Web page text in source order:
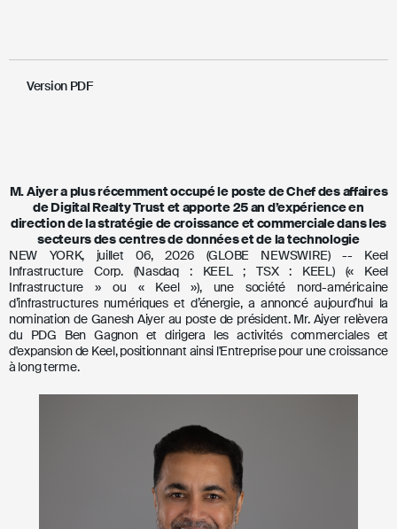
Version PDF
M. Aiyer a plus récemment occupé le poste de Chef des affaires
de Digital Realty Trust et apporte 25 an d’expérience en
direction de la stratégie de croissance et commerciale dans les
secteurs des centres de données et de la technologie
NEW YORK, juillet 06, 2026 (GLOBE NEWSWIRE) --
Keel
Infrastructure Corp.(Nasdaq : KEEL ; TSX : KEEL) (« Keel
Infrastructure » ou « Keel »), une société nord-américaine
d’infrastructures numériques et d’énergie, a annoncé aujourd’hui la
nomination de Ganesh Aiyerau poste de président. Mr. Aiyer relèvera
du PDG
Ben Gagnonet dirigera les activités commerciales et
d'expansion de Keel, positionnant ainsi l'Entreprise pour une croissance
à long terme.